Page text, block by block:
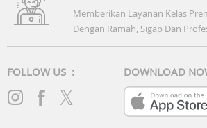
Memberikan Layanan Kelas
Dengan Ramah, Sigap Dan
FOLLOW US : DOWNLOAD